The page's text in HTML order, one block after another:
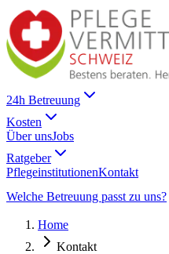
24h Betreuung
Kosten
Über unsJobs
Ratgeber
PflegeinstitutionenKontakt
Welche Betreuung passt zu uns?
Home
Kontakt